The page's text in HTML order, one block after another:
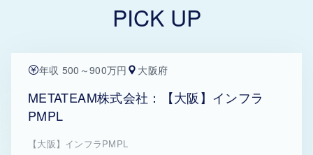
PICK UP
年収 500～900万円 大阪府
METATEAM株式会社：【大阪】インフラ
PMPL
【大阪】インフラPMPL